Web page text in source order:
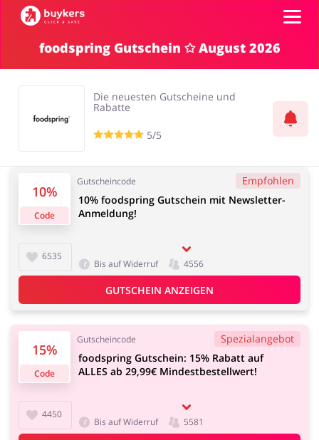
Kategorien
Bürobedarf &
Schreibwaren
Sport & Hobby Schmuck & Uhren
GUTSCHEIN EINFÜGEN
foodspring Gutschein ✩ August 2026
Die neuesten Gutscheine und
Rabatte
5/5
10%
Code
Gutscheincode Empfohlen
6535
10% foodspring Gutschein mit Newsletter-
Anmeldung!
Bis auf Widerruf 4556
GUTSCHEIN ANZEIGEN
15%
Code
Gutscheincode Spezialangebot
4450
foodspring Gutschein: 15% Rabatt auf
ALLES ab 29,99€ Mindestbestellwert!
Bis auf Widerruf 5581